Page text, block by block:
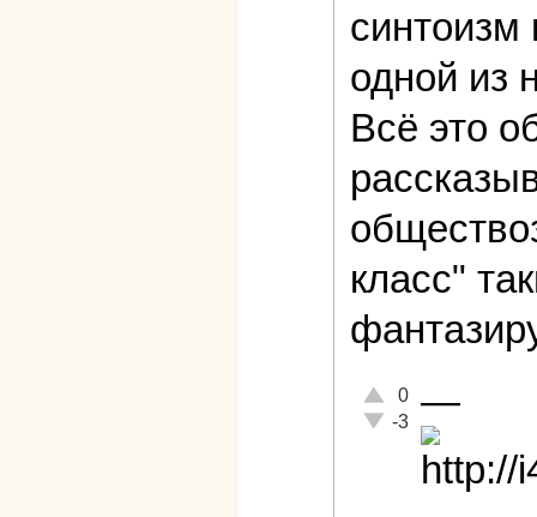
синтоизм
одной из
Всё это
класс"
Отлично!
0
Неадекватно!
-3 —